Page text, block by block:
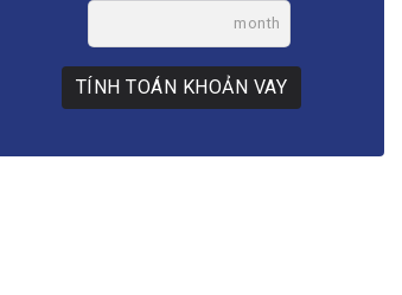
month
TÍNH TOÁN KHOẢN VAY